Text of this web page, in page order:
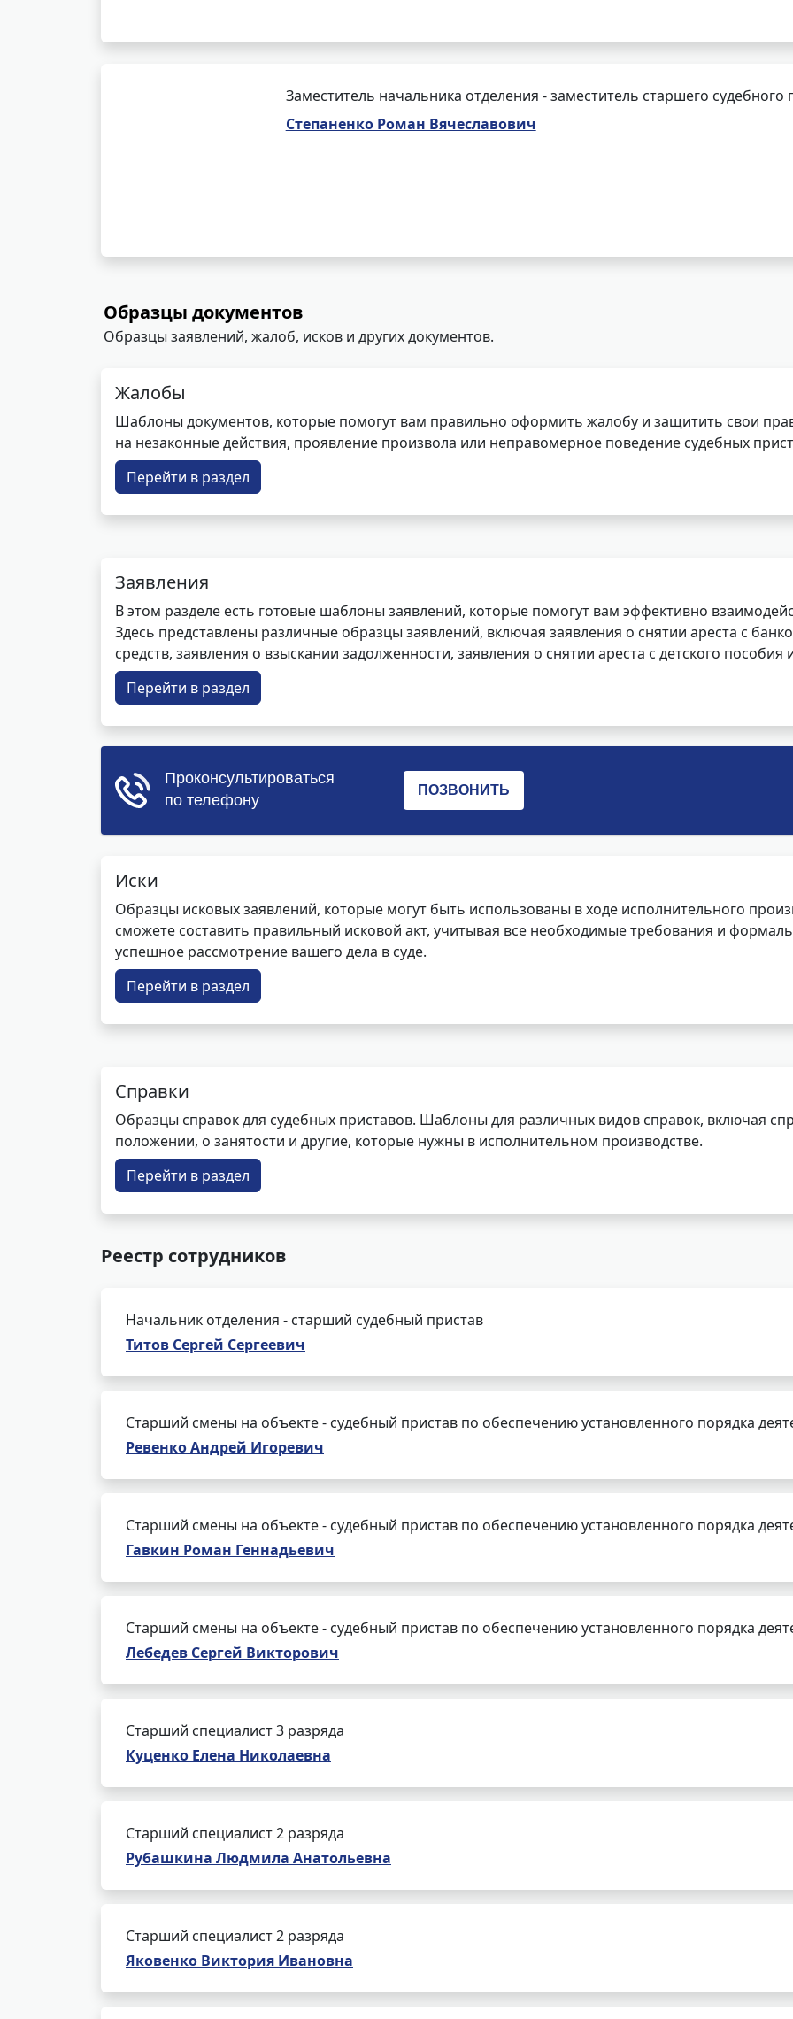
Заместитель начальника отделения - заместитель старшего судебного
Степаненко Роман Вячеславович
Образцы документов
Образцы заявлений, жалоб, исков и других документов.
Жалобы
Шаблоны документов, которые помогут вам правильно оформить жалобу и защитить свои
на незаконные действия, проявление произвола или неправомерное поведение судебных
Перейти в раздел
Заявления
В этом разделе есть готовые шаблоны заявлений, которые помогут вам эффективно
Здесь представлены различные образцы заявлений, включая заявления о снятии ареста с
средств, заявления о взыскании задолженности, заявления о снятии ареста с детского пособия
Перейти в раздел
Иски
Образцы исковых заявлений, которые могут быть использованы в ходе исполнительного
сможете составить правильный исковой акт, учитывая все необходимые требования и
успешное рассмотрение вашего дела в суде.
Перейти в раздел
Справки
Образцы справок для судебных приставов. Шаблоны для различных видов справок, включая
положении, о занятости и другие, которые нужны в исполнительном производстве.
Перейти в раздел
Реестр сотрудников
Начальник отделения - старший судебный пристав
Титов Сергей Сергеевич
Старший смены на объекте - судебный пристав по обеспечению установленного порядка
Ревенко Андрей Игоревич
Старший смены на объекте - судебный пристав по обеспечению установленного порядка
Гавкин Роман Геннадьевич
Старший смены на объекте - судебный пристав по обеспечению установленного порядка
Лебедев Сергей Викторович
Старший специалист 3 разряда
Куценко Елена Николаевна
Старший специалист 2 разряда
Рубашкина Людмила Анатольевна
Старший специалист 2 разряда
Яковенко Виктория Ивановна